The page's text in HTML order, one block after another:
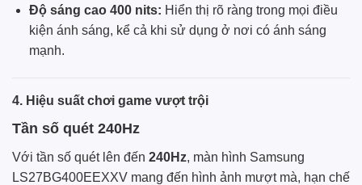
Độ sáng cao 400 nits: Hiển thị rõ ràng trong mọi điều
kiện ánh sáng, kể cả khi sử dụng ở nơi có ánh sáng
mạnh.
4. Hiệu suất chơi game vượt trội
Tần số quét 240Hz
Với tần số quét lên đến 240Hz, màn hình Samsung
LS27BG400EEXXV mang đến hình ảnh mượt mà, hạn chế